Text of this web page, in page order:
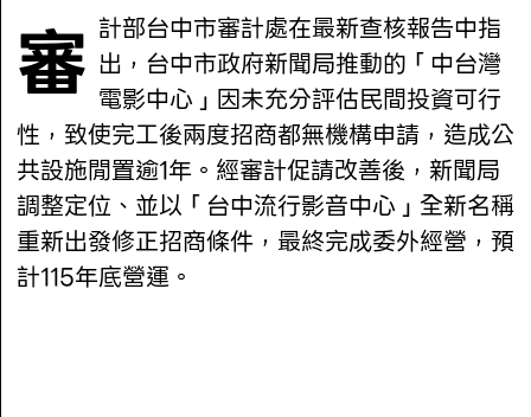
審計部台中市審計處在最新查核報告中指 出，台中市政府新聞局推動的「中台灣
電影中心」因未充分評估民間投資可行
性，致使完工後兩度招商都無機構申請，造成公
共設施閒置逾1年。經審計促請改善後，新聞局
調整定位、並以「台中流行影音中心」全新名稱
重新出發修正招商條件，最終完成委外經營，預
計115年底營運。